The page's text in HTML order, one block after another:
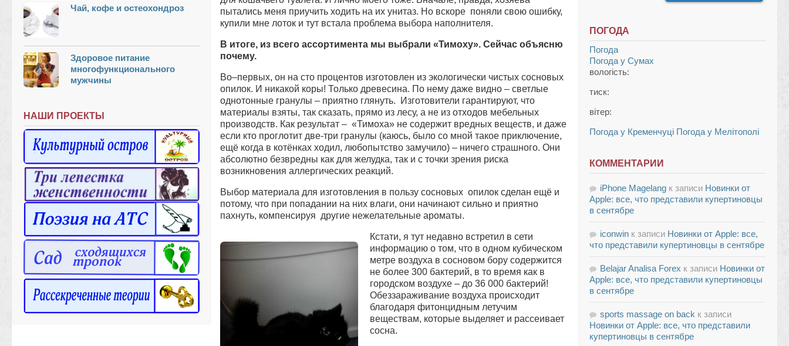
пытались меня приучить ходить на их унитаз. Но вскоре поняли свою ошибку,
купили мне лоток и тут встала проблема выбора наполнителя.
В итоге, из всего ассортимента мы выбрали «Тимоху». Сейчас объясню
почему.
Во–первых, он на сто процентов изготовлен из экологически чистых сосновых
опилок. И никакой коры! Только древесина. По нему даже видно – светлые
однотонные гранулы – приятно глянуть. Изготовители гарантируют, что
материалы взяты, так сказать, прямо из лесу, а не из отходов мебельных
производств. Как результат – «Тимоха» не содержит вредных веществ, и даже
если кто проглотит две-три гранулы (каюсь, было со мной такое приключение,
ещё когда в котёнках ходил, любопытство замучило) – ничего страшного. Они
абсолютно безвредны как для желудка, так и с точки зрения риска
возникновения аллергических реакций.
Выбор материала для изготовления в пользу сосновых опилок сделан ещё и
потому, что при попадании на них влаги, они начинают сильно и приятно
пахнуть, компенсируя другие нежелательные ароматы.
Кстати, я тут недавно встретил в сети
информацию о том, что в одном кубическом
метре воздуха в сосновом бору содержится
не более 300 бактерий, в то время как в
городском воздухе – до 36 000 бактерий!
Обеззараживание воздуха происходит
благодаря фитонцидным летучим
веществам, которые выделяет и рассеивает
сосна.
Чай, кофе и остеохондроз
Здоровое питание
многофункционального
мужчины
НАШИ ПРОЕКТЫ
ПОГОДА
Погода
Погода у Сумах
вологість:
тиск:
вітер:
Погода у Кременчуці Погода у Мелітополі
КОММЕНТАРИИ
iPhone Magelang к записи Новинки от
Apple: все, что представили купертиновцы
в сентябре
iconwin к записи Новинки от Apple: все,
что представили купертиновцы в сентябре
Belajar Analisa Forex к записи Новинки от
Apple: все, что представили купертиновцы
в сентябре
sports massage on back к записи
Новинки от Apple: все, что представили
купертиновцы в сентябре